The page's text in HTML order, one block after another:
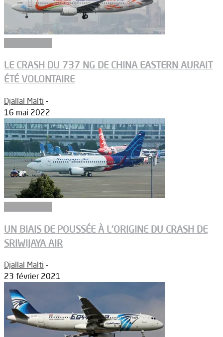
LE CRASH DU 737 NG DE CHINA EASTERN AURAIT
ÉTÉ VOLONTAIRE
Djallal Malti -
16 mai 2022
UN BIAIS DE POUSSÉE À L’ORIGINE DU CRASH DE
SRIWIJAYA AIR
Djallal Malti -
23 février 2021